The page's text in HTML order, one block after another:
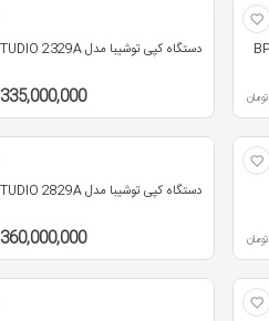
تومان
دستگاه کپی توشیبا مدل e-STUDIO 2329A
335,000,000
تومان
دستگاه کپی توشیبا مدل e-STUDIO 2829A
360,000,000